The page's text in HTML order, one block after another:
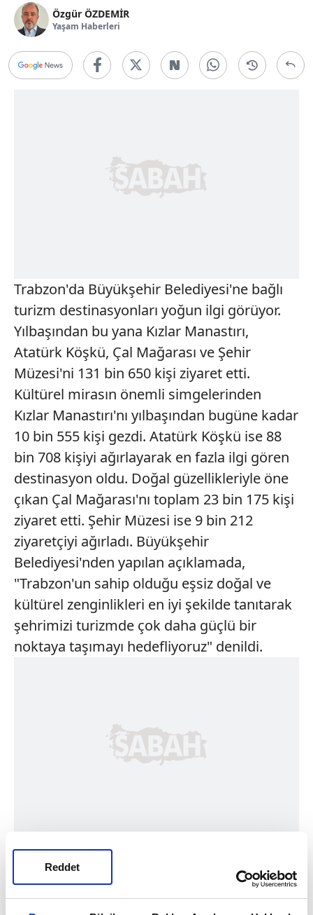
Reddet
Özgür ÖZDEMİR
Yaşam Haberleri
Trabzon'da Büyükşehir Belediyesi'ne bağlı
turizm destinasyonları yoğun ilgi görüyor.
Yılbaşından bu yana Kızlar Manastırı,
Atatürk Köşkü, Çal Mağarası ve Şehir
Müzesi'ni 131 bin 650 kişi ziyaret etti.
Kültürel mirasın önemli simgelerinden
Kızlar Manastırı'nı yılbaşından bugüne kadar
10 bin 555 kişi gezdi. Atatürk Köşkü ise 88
bin 708 kişiyi ağırlayarak en fazla ilgi gören
destinasyon oldu. Doğal güzellikleriyle öne
çıkan Çal Mağarası'nı toplam 23 bin 175 kişi
ziyaret etti. Şehir Müzesi ise 9 bin 212
ziyaretçiyi ağırladı. Büyükşehir
Belediyesi'nden yapılan açıklamada,
"Trabzon'un sahip olduğu eşsiz doğal ve
kültürel zenginlikleri en iyi şekilde tanıtarak
şehrimizi turizmde çok daha güçlü bir
noktaya taşımayı hedefliyoruz" denildi.